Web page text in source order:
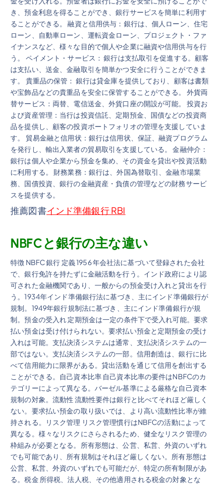
き、預金利息を得ることができ、銀行サービスを簡単に利用す
ることができる。 融資と信用供与：銀行は、個人ローン、住宅
ローン、自動車ローン、運転資金ローン、プロジェクト・ファ
イナンスなど、様々な目的で個人や企業に融資や信用供与を行
う。 ペイメント・サービス： 銀行は支払取引を促進する。顧客
は支払い、送金、金融取引を簡単かつ安全に行うことができま
す。 貴重品の保管： 銀行は貸金庫を提供しており、顧客は書類
や宝飾品などの貴重品を安全に保管することができる。 外貨両
替サービス：両替、電信送金、外貨口座の開設が可能。 投資お
よび資産管理：当行は投資信託、定期預金、国債などの投資商
品を提供し、顧客の投資ポートフォリオの管理を支援していま
す。 貿易金融と信用状：銀行は信用状、保証、融資プログラム
を発行し、輸出入業者の貿易取引を支援している。 金融仲介：
銀行は個人や企業から預金を集め、その資金を貸出や投資活動
に利用する。 財務業務：銀行は、外国為替取引、金融市場業
務、国債投資、銀行の金融資産・負債の管理などの財務サービ
スを提供する。
推薦図書インド準備銀行 RBI
NBFCと銀行の主な違い
特徴 NBFC 銀行 定義 1956 年会社法に基づいて登録された会社
で、銀行免許を持たずに金融活動を行う。インド政府により認
可された金融機関であり、一般からの預金受け入れと貸出を行
う。1934年インド準備銀行法に基づき、主にインド準備銀行が
規制。1949年銀行規制法に基づき、主にインド準備銀行が規
制。預金の受入れ 定期預金は一定の条件下で受入れ可能。要求
払い預金は受け付けられない。要求払い預金と定期預金の受け
入れは可能。支払決済システムは通常、支払決済システムの一
部ではない。支払決済システムの一部。信用創造は、銀行に比
べて信用能力に限界がある。貸出活動を通じて信用を創出する
ことができる。自己資本比率 自己資本比率の要件はNBFCのカ
テゴリーによって異なる。バーゼル基準による厳格な自己資本
規制の対象。流動性 流動性要件は銀行と比べてそれほど厳しく
ない。要求払い預金の取り扱いでは、より高い流動性比率が維
持される。リスク管理 リスク管理慣行はNBFCの活動によって
異なる。様々なリスクにさらされるため、健全なリスク管理の
枠組みが必要となる。所有形態は、公営、私営、外資のいずれ
でも可能であり、所有規制はそれほど厳しくない。所有形態は
公営、私営、外資のいずれでも可能だが、特定の所有制限があ
る。税金 所得税、法人税、その他適用される税金の対象とな